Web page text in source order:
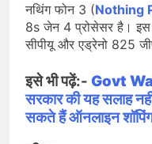
नथिंग फोन 3 (Nothing
8s जेन 4 प्रोसेसर है। इस
सीपीयू और एड्रेनो 825
इसे भी पढ़ें:- Govt
सरकार की यह सलाह
सकते हैं ऑनलाइन